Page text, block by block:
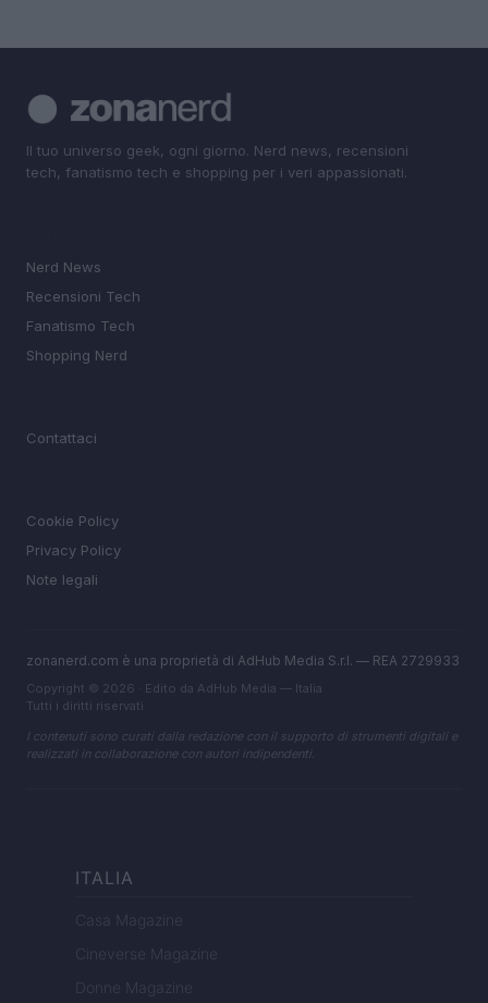
Il tuo universo geek, ogni giorno. Nerd news, recensioni
tech, fanatismo tech e shopping per i veri appassionati.
Nerd News
Recensioni Tech
Fanatismo Tech
Shopping Nerd
Contattaci
Cookie Policy
Privacy Policy
Note legali
zonanerd.com è una proprietà di AdHub Media S.r.l. — REA 2729933
Copyright © 2026 · Edito da AdHub Media — Italia
Tutti i diritti riservati
I contenuti sono curati dalla redazione con il supporto di strumenti digitali e
realizzati in collaborazione con autori indipendenti.
ITALIA
Casa Magazine
Cineverse Magazine
Donne Magazine